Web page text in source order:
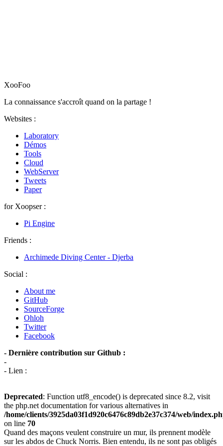
XooFoo
La connaissance s'accroît quand on la partage !
Websites :
Laboratory
Démos
Tools
Cloud
WebServer
Tweets
Paper
for Xoopser :
Pi Engine
Friends :
Archimede Diving Center - Djerba
Social :
About me
GitHub
SourceForge
Ohloh
Twitter
Facebook
- Dernière contribution sur Github :
-
- Lien :
Deprecated: Function utf8_encode() is deprecated since 8.2, visit
the php.net documentation for various alternatives in
/home/clients/3925da03f1d920c6476c89db2e37c374/web/
on line 70
Quand des maçons veulent construire un mur, ils prennent modèle
sur les abdos de Chuck Norris. Bien entendu, ils ne sont pas obligés